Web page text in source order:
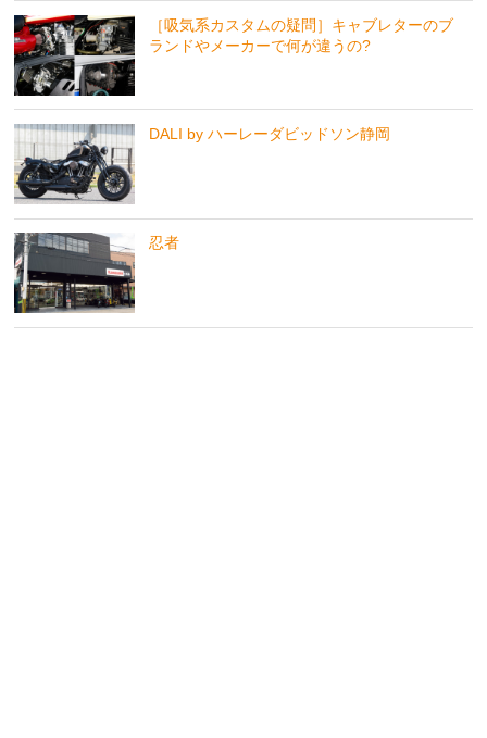
［吸気系カスタムの疑問］キャブレターのブ
ランドやメーカーで何が違うの?
DALI by ハーレーダビッドソン静岡
忍者